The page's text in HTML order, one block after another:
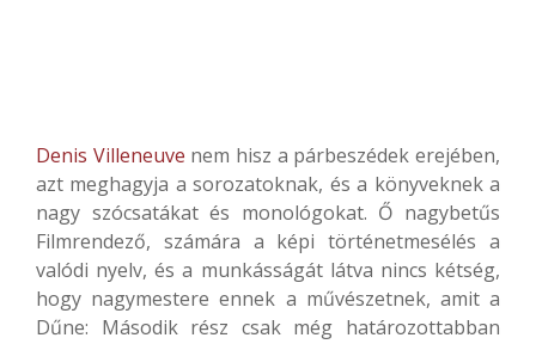
Denis Villeneuve nem hisz a párbeszédek erejében,
azt meghagyja a sorozatoknak, és a könyveknek a
nagy szócsatákat és monológokat. Ő nagybetűs
Filmrendező, számára a képi történetmesélés a
valódi nyelv, és a munkásságát látva nincs kétség,
hogy nagymestere ennek a művészetnek, amit a
Dűne: Második rész csak még határozottabban